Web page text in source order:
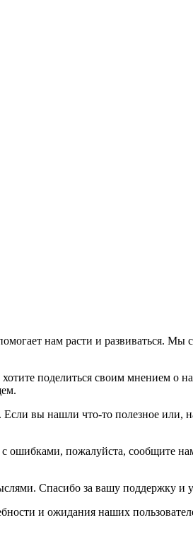
нам расти и развиваться. Мы
поделиться своим мнением о
вы нашли что-то полезное или,
ошибками, пожалуйста, сообщите
Спасибо за вашу поддержку и
и ожидания наших